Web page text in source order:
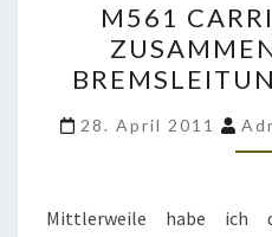
M561
28. April 2011
Mittlerweile habe ich